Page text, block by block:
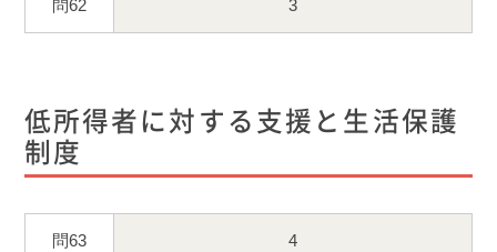
問62 3
低所得者に対する支援と生活保護
制度
問63 4